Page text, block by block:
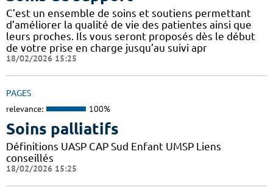
C’est un ensemble de soins et soutiens permettant
d’améliorer la qualité de vie des patientes ainsi que
leurs proches. Ils vous seront proposés dès le début
de votre prise en charge jusqu’au suivi apr
18/02/2026 15:25
PAGES
relevance: 100%
Soins palliatifs
Définitions UASP CAP Sud Enfant UMSP Liens
conseillés
18/02/2026 15:25